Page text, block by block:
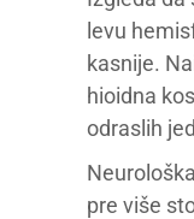
levu
kasnije.
hioidna
odraslih
pre više